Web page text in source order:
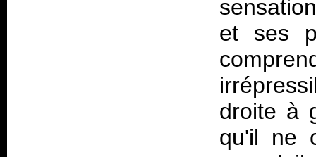
et ses
droite à
qu'il ne